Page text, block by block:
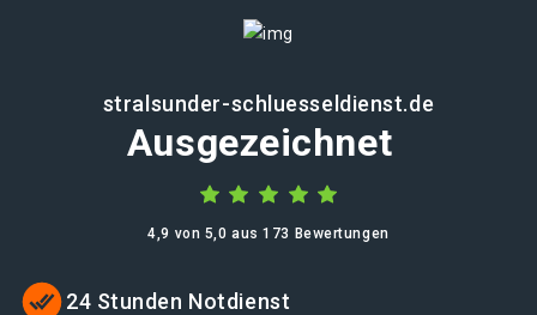
stralsunder-schluesseldienst.de
Ausgezeichnet
4,9 von 5,0 aus 173 Bewertungen
24 Stunden Notdienst